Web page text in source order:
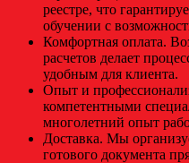
реестре, что
обучении с
Комфортная оплата.
расчетов делает
удобным для клиента.
Опыт и
компетентными
многолетний опыт
Доставка. Мы
готового документа